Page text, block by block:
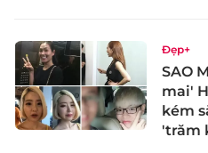
Đẹp+
SAO
mai'
kém
'trăm